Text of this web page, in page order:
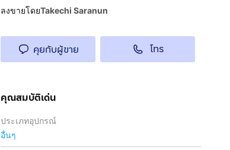
ลงขายโดยTakechi Saranun
คุยกับผู้ขาย โทร
คุณสมบัติเด่น
ประเภทอุปกรณ์
อื่นๆ